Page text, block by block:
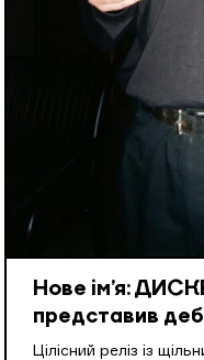
Нове ім’я:
представив
Цілісний реліз із